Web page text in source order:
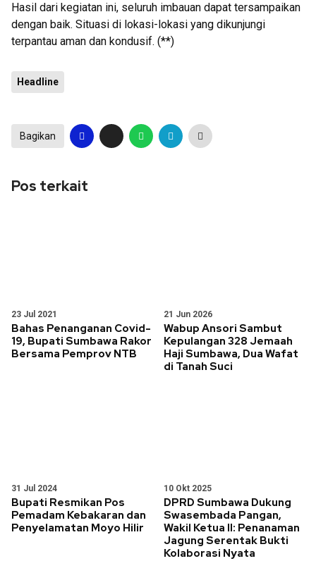
Hasil dari kegiatan ini, seluruh imbauan dapat tersampaikan
dengan baik. Situasi di lokasi-lokasi yang dikunjungi
terpantau aman dan kondusif. (**)
Headline
Bagikan
Pos terkait
23 Jul 2021
Bahas Penanganan Covid-
19, Bupati Sumbawa Rakor
Bersama Pemprov NTB
21 Jun 2026
Wabup Ansori Sambut
Kepulangan 328 Jemaah
Haji Sumbawa, Dua Wafat
di Tanah Suci
31 Jul 2024
Bupati Resmikan Pos
Pemadam Kebakaran dan
Penyelamatan Moyo Hilir
10 Okt 2025
DPRD Sumbawa Dukung
Swasembada Pangan,
Wakil Ketua II: Penanaman
Jagung Serentak Bukti
Kolaborasi Nyata